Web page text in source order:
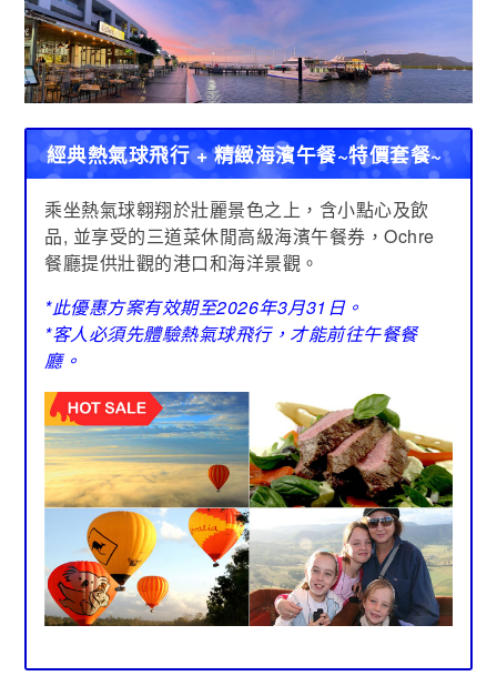
經典熱氣球飛行 + 精緻海濱午餐~特價套餐~
乘坐熱氣球翱翔於壯麗景色之上，含小點心及飲
品, 並享受的三道菜休閒高級海濱午餐券，Ochre
餐廳提供壯觀的港口和海洋景觀。
*此優惠方案有效期至2026年3月31日。
*客人必須先體驗熱氣球飛行，才能前往午餐餐
廳。